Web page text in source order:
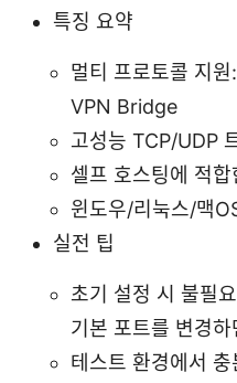
특징 요약
멀티 프로토콜 지
VPN Bridge
고성능 TCP/UDP
셀프 호스팅에 적
윈도우/리눅스/맥
실전 팁
초기 설정 시 불필
기본 포트를 변경
테스트 환경에서 충